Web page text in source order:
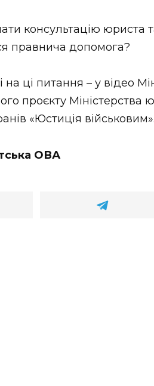
консультацію юриста
правнича допомога?
на ці питання – у відео
проєкту Міністерства
«Юстиція
ОВА